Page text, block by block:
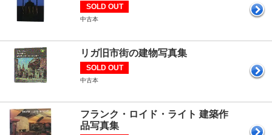
SOLD OUT
中古本
リガ旧市街の建物写真集
SOLD OUT
中古本
フランク・ロイド・ライト 建築作
品写真集